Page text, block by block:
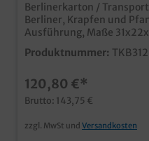
Berlinerkarton /
Berliner, Krapfen und
Ausführung, Maße
UmkartonPraktische und
Bäckereibedarf und
Größe der Krapfen
für die Faschingszeit
aus Papier, natürlich
von 5000 Stück auch
einfach unseren
Produktnummer:
120,80 €*
Brutto: 143,75 €
zzgl. MwSt und Versandkosten